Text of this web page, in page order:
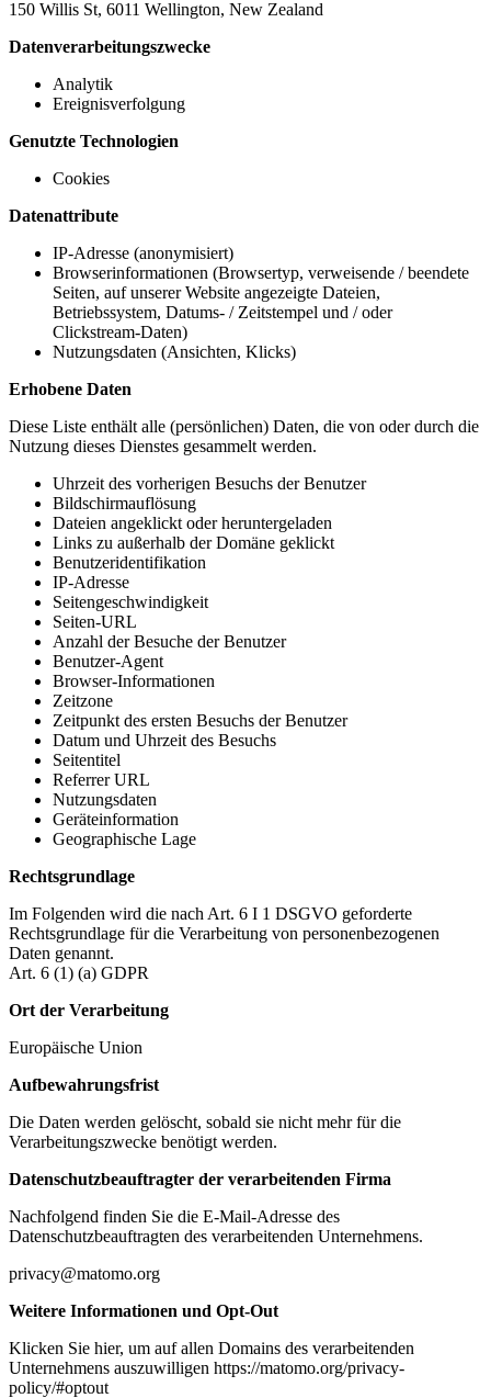
150 Willis St, 6011 Wellington, New Zealand
Datenverarbeitungszwecke
Analytik
Ereignisverfolgung
Genutzte Technologien
Cookies
Datenattribute
IP-Adresse (anonymisiert)
Browserinformationen (Browsertyp, verweisende / beendete
Seiten, auf unserer Website angezeigte Dateien,
Betriebssystem, Datums- / Zeitstempel und / oder
Clickstream-Daten)
Nutzungsdaten (Ansichten, Klicks)
Erhobene Daten
Diese Liste enthält alle (persönlichen) Daten, die von oder durch die
Nutzung dieses Dienstes gesammelt werden.
Uhrzeit des vorherigen Besuchs der Benutzer
Bildschirmauflösung
Dateien angeklickt oder heruntergeladen
Links zu außerhalb der Domäne geklickt
Benutzeridentifikation
IP-Adresse
Seitengeschwindigkeit
Seiten-URL
Anzahl der Besuche der Benutzer
Benutzer-Agent
Browser-Informationen
Zeitzone
Zeitpunkt des ersten Besuchs der Benutzer
Datum und Uhrzeit des Besuchs
Seitentitel
Referrer URL
Nutzungsdaten
Geräteinformation
Geographische Lage
Rechtsgrundlage
Im Folgenden wird die nach Art. 6 I 1 DSGVO geforderte
Rechtsgrundlage für die Verarbeitung von personenbezogenen
Daten genannt.
Art. 6 (1) (a) GDPR
Ort der Verarbeitung
Europäische Union
Aufbewahrungsfrist
Die Daten werden gelöscht, sobald sie nicht mehr für die
Verarbeitungszwecke benötigt werden.
Datenschutzbeauftragter der verarbeitenden Firma
Nachfolgend finden Sie die E-Mail-Adresse des
Datenschutzbeauftragten des verarbeitenden Unternehmens.
privacy@matomo.org
Weitere Informationen und Opt-Out
Klicken Sie hier, um auf allen Domains des verarbeitenden
Unternehmens auszuwilligen https://matomo.org/privacy-
policy/#optout